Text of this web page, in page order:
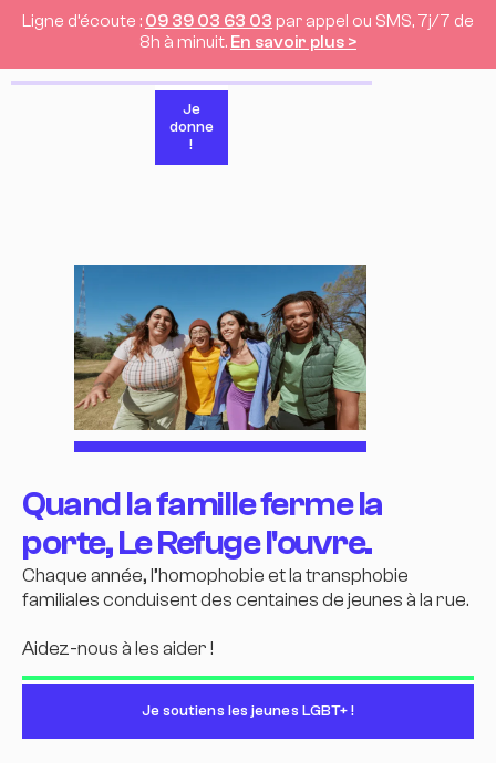
Ligne d’écoute : 09 39 03 63 03 par appel ou SMS, 7j/7 de
8h à minuit. En savoir plus >
Je
donne
!
Quand la famille ferme la
porte, Le Refuge l'ouvre.
Chaque année, l’homophobie et la transphobie
familiales conduisent des centaines de jeunes à la rue.
Aidez-nous à les aider !
Je soutiens les jeunes LGBT+ !